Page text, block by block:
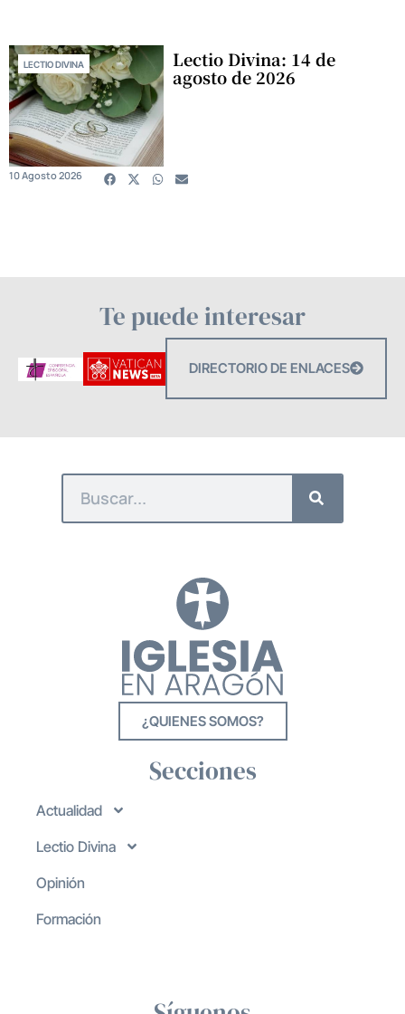
LECTIO DIVINA Lectio Divina: 14 de
agosto de 2026
10 Agosto 2026
Te puede interesar
DIRECTORIO DE ENLACES
¿QUIENES SOMOS?
Secciones
Actualidad
Lectio Divina
Opinión
Formación